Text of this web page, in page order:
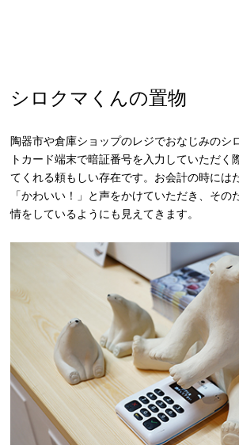
シロクマくんの置物
陶器市や倉庫ショップのレジでおなじみのシ
トカード端末で暗証番号を入力していただく
てくれる頼もしい存在です。お会計の時には
「かわいい！」と声をかけていただき、その
情をしているようにも見えてきます。